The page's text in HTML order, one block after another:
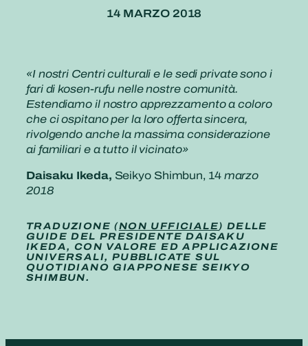
14 MARZO 2018
«I nostri Centri culturali e le sedi private sono i
fari di kosen-rufu nelle nostre comunità.
Estendiamo il nostro apprezzamento a coloro
che ci ospitano per la loro offerta sincera,
rivolgendo anche la massima considerazione
ai familiari e a tutto il vicinato»
Daisaku Ikeda, Seikyo Shimbun, 14 marzo
2018
TRADUZIONE (NON UFFICIALE) DELLE
GUIDE DEL PRESIDENTE DAISAKU
IKEDA, CON VALORE ED APPLICAZIONE
UNIVERSALI, PUBBLICATE SUL
QUOTIDIANO GIAPPONESE SEIKYO
SHIMBUN.